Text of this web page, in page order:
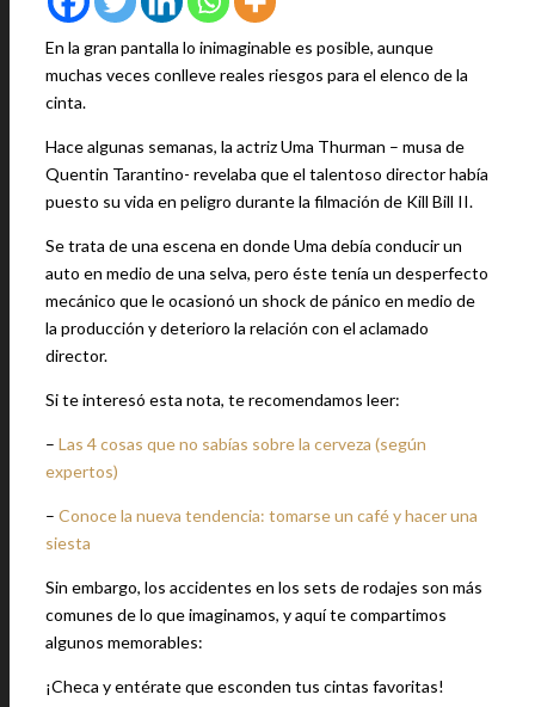
En la gran pantalla lo inimaginable es posible, aunque
muchas veces conlleve reales riesgos para el elenco de la
cinta.
Hace algunas semanas, la actriz Uma Thurman – musa de
Quentin Tarantino- revelaba que el talentoso director había
puesto su vida en peligro durante la filmación de Kill Bill II.
Se trata de una escena en donde Uma debía conducir un
auto en medio de una selva, pero éste tenía un desperfecto
mecánico que le ocasionó un shock de pánico en medio de
la producción y deterioro la relación con el aclamado
director.
Si te interesó esta nota, te recomendamos leer:
– Las 4 cosas que no sabías sobre la cerveza (según
expertos)
– Conoce la nueva tendencia: tomarse un café y hacer una
siesta
Sin embargo, los accidentes en los sets de rodajes son más
comunes de lo que imaginamos, y aquí te compartimos
algunos memorables:
¡Checa y entérate que esconden tus cintas favoritas!